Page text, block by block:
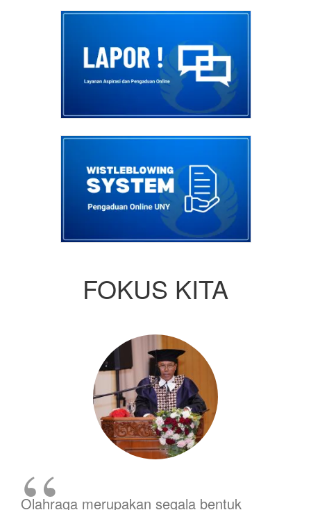
FOKUS KITA
Olahraga merupakan segala bentuk